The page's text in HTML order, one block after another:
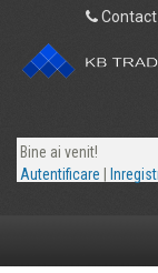
Contact
Bine ai venit!
Autentificare